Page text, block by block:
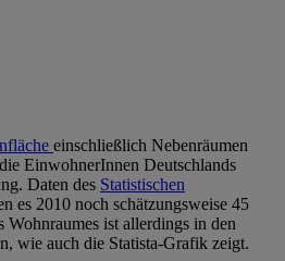
einschließlich Nebenräumen
EinwohnerInnen Deutschlands
Daten des Statistischen
es 2010 noch schätzungsweise 45
Wohnraumes ist allerdings in den
wie auch die Statista-Grafik zeigt.